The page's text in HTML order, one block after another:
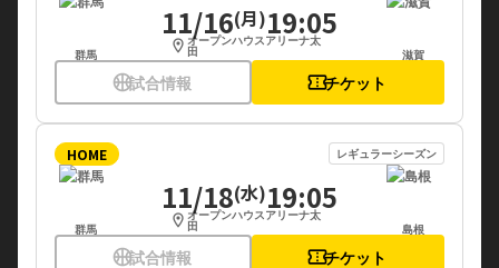
群馬
11/16(月)19:05
location_on オープンハウスアリーナ太
田 滋賀
sports_basketball試合情報 confirmation_numberチケット
HOME レギュラーシーズン
群馬
11/18(水)19:05
location_on オープンハウスアリーナ太
田 島根
sports_basketball試合情報 confirmation_numberチケット